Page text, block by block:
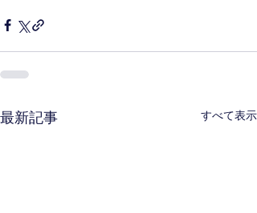
最新記事 すべて表示